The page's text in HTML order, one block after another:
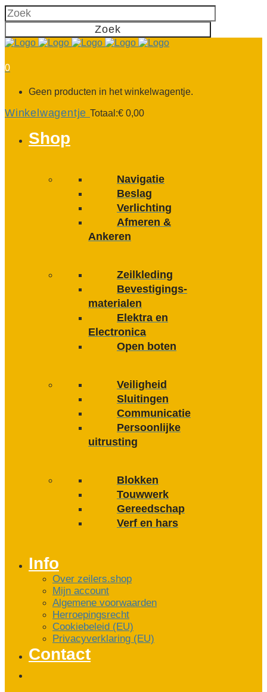
0
Geen producten in het winkelwagentje.
Winkelwagentje Totaal:€ 0,00
Shop
Navigatie
Beslag
Verlichting
Afmeren &
Ankeren
Zeilkleding
Bevestigings­­
materialen
Elektra en
Electronica
Open boten
Veiligheid
Sluitingen
Communicatie
Persoonlijke
uitrusting
Blokken
Touwwerk
Gereedschap
Verf en hars
Info
Over zeilers.shop
Mijn account
Algemene voorwaarden
Herroepingsrecht
Cookiebeleid (EU)
Privacyverklaring (EU)
Contact